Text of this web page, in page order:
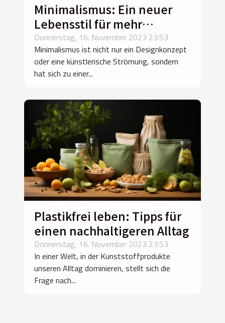
Minimalismus: Ein neuer
Lebensstil für mehr
Zufriedenheit
Donnerstag, 16. November 2023 23:53
Minimalismus ist nicht nur ein Designkonzept
oder eine künstlerische Strömung, sondern
hat sich zu einer...
Plastikfrei leben: Tipps für
einen nachhaltigeren Alltag
Donnerstag, 16. November 2023 23:53
In einer Welt, in der Kunststoffprodukte
unseren Alltag dominieren, stellt sich die
Frage nach...